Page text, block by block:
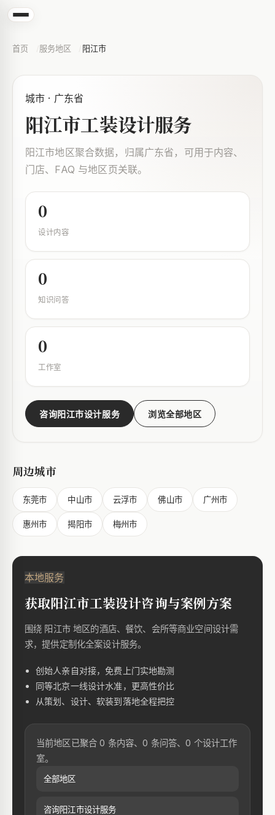
首页 服务地区 阳江市
城市 · 广东省
阳江市工装设计服务
阳江市地区聚合数据，归属广东省，可用于内容、
门店、FAQ 与地区页关联。
0
设计内容
0
知识问答
0
工作室
咨询阳江市设计服务 浏览全部地区
周边城市
东莞市 中山市 云浮市 佛山市 广州市
惠州市 揭阳市 梅州市
本地服务
获取阳江市工装设计咨询与案例方案
围绕 阳江市 地区的酒店、餐饮、会所等商业空间设计需
求，提供定制化全案设计服务。
创始人亲自对接，免费上门实地勘测
同等北京一线设计水准，更高性价比
从策划、设计、软装到落地全程把控
当前地区已聚合 0 条内容、0 条问答、0 个设计工作
室。
全部地区
咨询阳江市设计服务